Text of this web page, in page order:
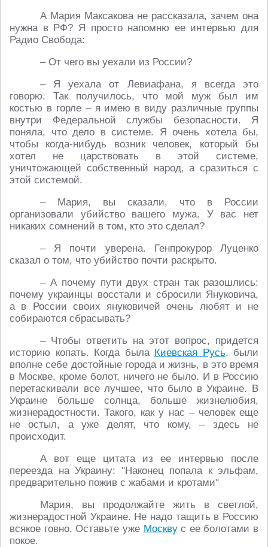
А Мария Максакова не рассказала, зачем она
нужна в РФ? Я просто напомню ее интервью для
Радио Свобода:
– От чего вы уехали из России?
– Я уехала от Левиафана, я всегда это
говорю. Так получилось, что мой муж был им
костью в горле – я имею в виду различные группы
внутри Федеральной службы безопасности. Я
поняла, что дело в системе. Я очень хотела бы,
чтобы когда-нибудь возник человек, который бы
хотел не царствовать в этой системе,
уничтожающей собственный народ, а сразиться с
этой системой.
– Мария, вы сказали, что в России
организовали убийство вашего мужа. У вас нет
никаких сомнений в том, кто это сделал?
– Я почти уверена. Генпрокурор Луценко
сказал о том, что убийство почти раскрыто.
– А почему пути двух стран так разошлись:
почему украинцы восстали и сбросили Януковича,
а в России своих януковичей очень любят и не
собираются сбрасывать?
– Чтобы ответить на этот вопрос, придется
историю копать. Когда была Киевская Русь, были
вполне себе достойные города и жизнь, в это время
в Москве, кроме болот, ничего не было. И в Россию
перетаскивали все лучшее, что было в Украине. В
Украине больше солнца, больше жизнелюбия,
жизнерадостности. Такого, как у нас – человек еще
не остыл, а уже делят, что кому, – здесь не
происходит.
А вот еще цитата из ее интервью после
переезда на Украину: "Наконец попала к эльфам,
предварительно пожив с жабами и кротами"
Мария, вы продолжайте жить в светлой,
жизнерадостной Украине. Не надо тащить в Россию
всякое говно. Оставьте уже Москвус ее болотами в
покое.